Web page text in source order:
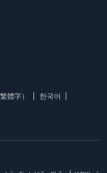
體字）
한국어